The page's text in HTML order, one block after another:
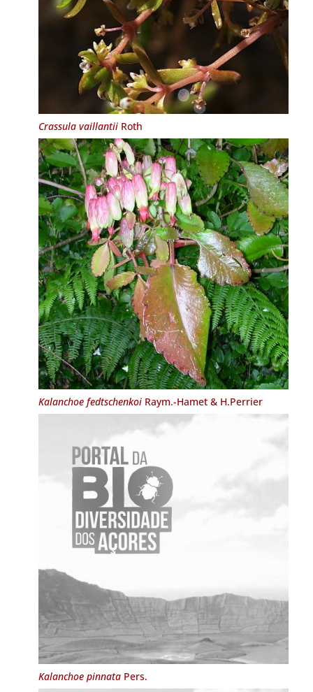
Crassula vaillantiiRoth
Kalanchoe fedtschenkoiRaym.-Hamet & H.Perrier
Kalanchoe pinnataPers.